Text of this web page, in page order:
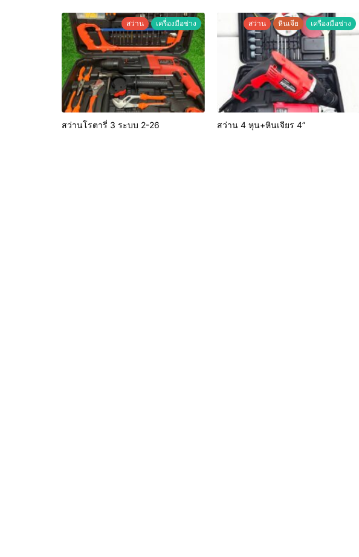
สว่าน เครื่องมือช่าง
สว่านโรตารี่ 3 ระบบ 2-26
สว่าน หินเจีย เครื่องมือช่าง
สว่าน 4 หุน+หินเจียร 4”